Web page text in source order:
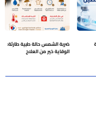
ضربة الشمس حالة طبية طارئة:
الوقاية خير من العلاج